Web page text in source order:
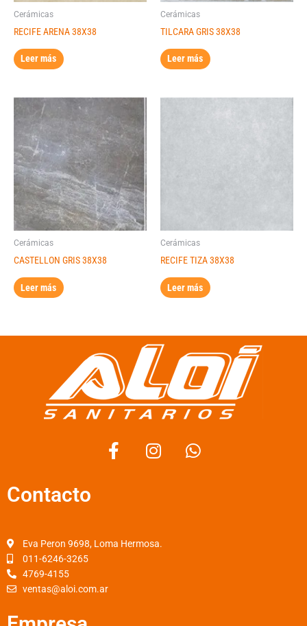
Cerámicas
RECIFE ARENA 38X38
Leer más
Cerámicas
TILCARA GRIS 38X38
Leer más
Cerámicas
CASTELLON GRIS 38X38
Leer más
Cerámicas
RECIFE TIZA 38X38
Leer más
F
a
o
I
n
r
W
h
Contacto
Eva Peron 9698, Loma Hermosa.
011-6246-3265
4769-4155
ventas@aloi.com.ar